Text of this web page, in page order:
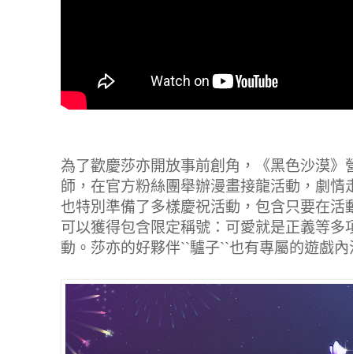
為了歡慶莎亦開放事前創角，《黑色沙漠》
師，在官方粉絲團舉辦漫畫接龍活動，劇
也特別準備了多樣慶祝活動，包含只要在
可以獲得包含限定稱號：可愛就是正義等
動。莎亦的好夥伴``驢子``也有專屬的遊戲